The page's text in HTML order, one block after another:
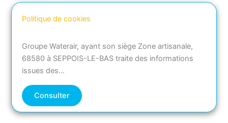
Politique de cookies
Groupe Waterair, ayant son siège Zone artisanale,
68580 à SEPPOIS-LE-BAS traite des informations
issues des…
Consulter